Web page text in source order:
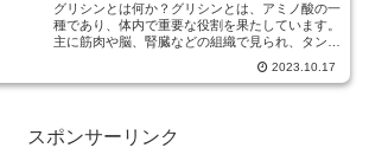
グリシンとは何か？グリシンとは、アミノ酸の一
種であり、体内で重要な役割を果たしています。
主に筋肉や脳、腎臓などの組織で見られ、タンパ
グリシンは神経伝達物質の一部としても働き、脳
の機能にも関与してい...
2023.10.17
スポンサーリンク